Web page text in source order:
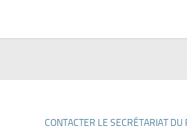
CONTACTER LE SECRÉTARIAT DU